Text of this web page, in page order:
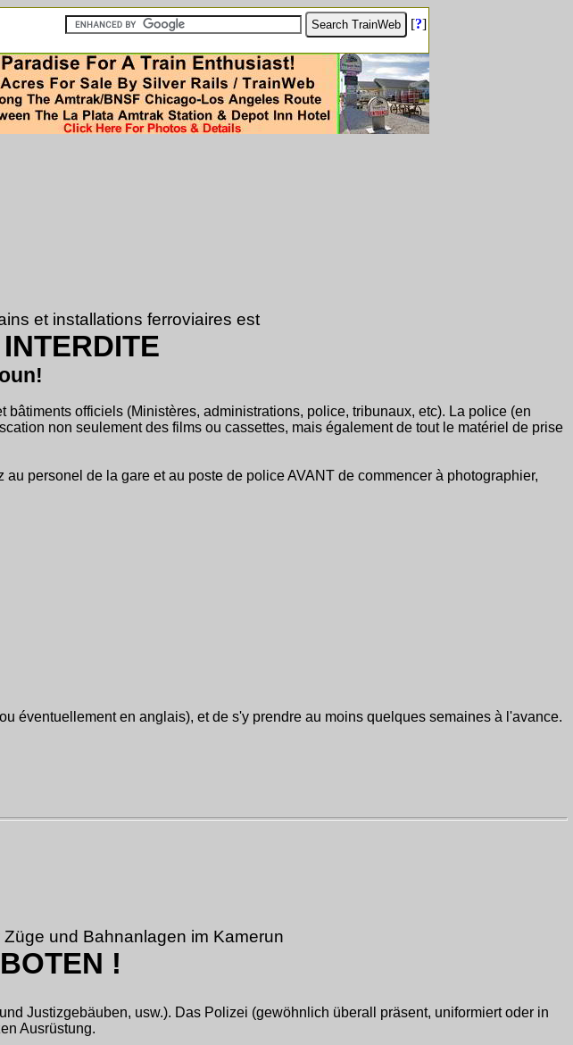
[?]
et installations ferroviaires est
officiels (Ministères, administrations, police, tribunaux, etc). La police (en
non seulement des films ou cassettes, mais également de tout le matériel de prise
personel de la gare et au poste de police AVANT de commencer à photographier,
éventuellement en anglais), et de s'y prendre au moins quelques semaines à l'avance.
und Bahnanlagen im Kamerun
!
Justizgebäuben, usw.). Das Polizei (gewöhnlich überall präsent, uniformiert oder in
Ausrüstung.